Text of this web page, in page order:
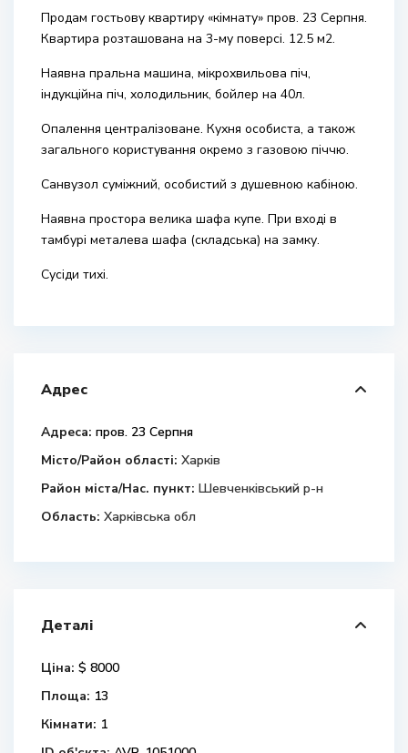
Продам гостьову квартиру «кімнату» пров. 23 Серпня.
Квартира розташована на 3-му поверсі. 12.5 м2.
Наявна пральна машина, мікрохвильова піч,
індукційна піч, холодильник, бойлер на 40л.
Опалення централізоване. Кухня особиста, а також
загального користування окремо з газовою піччю.
Санвузол суміжний, особистий з душевною кабіною.
Наявна простора велика шафа купе. При вході в
тамбурі металева шафа (складська) на замку.
Сусіди тихі.
Адрес
Адреса: пров. 23 Серпня
Місто/Район області: Харків
Район міста/Нас. пункт: Шевченківський р-н
Область: Харківська обл
Деталі
Ціна: $ 8000
Площа: 13
Кімнати: 1